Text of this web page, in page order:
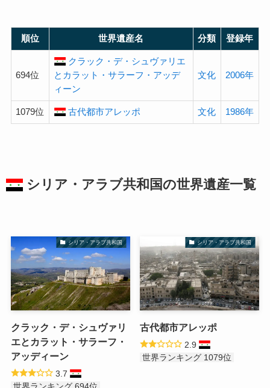
順位 世界遺産名 分類 登録年
694位
クラック・デ・シュヴァリエ
とカラット・サラーフ・アッデ
ィーン
文化 2006年
1079位 古代都市アレッポ 文化 1986年
シリア・アラブ共和国の世界遺産一覧
シリア・アラブ共和国
クラック・デ・シュヴァリ
エとカラット・サラーフ・
アッディーン
3.7
シリア・アラブ共和国
古代都市アレッポ
2.9
世界ランキング 1079位